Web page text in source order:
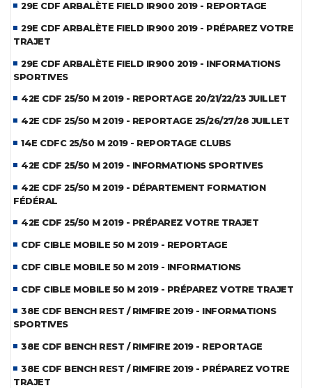
29E CDF ARBALÈTE FIELD IR900 2019 - REPORTAGE
29E CDF ARBALÈTE FIELD IR900 2019 - PRÉPAREZ VOTRE
TRAJET
29E CDF ARBALÈTE FIELD IR900 2019 - INFORMATIONS
SPORTIVES
42E CDF 25/50 M 2019 - REPORTAGE 20/21/22/23 JUILLET
42E CDF 25/50 M 2019 - REPORTAGE 25/26/27/28 JUILLET
14E CDFC 25/50 M 2019 - REPORTAGE CLUBS
42E CDF 25/50 M 2019 - INFORMATIONS SPORTIVES
42E CDF 25/50 M 2019 - DÉPARTEMENT FORMATION
FÉDÉRAL
42E CDF 25/50 M 2019 - PRÉPAREZ VOTRE TRAJET
CDF CIBLE MOBILE 50 M 2019 - REPORTAGE
CDF CIBLE MOBILE 50 M 2019 - INFORMATIONS
CDF CIBLE MOBILE 50 M 2019 - PRÉPAREZ VOTRE TRAJET
38E CDF BENCH REST / RIMFIRE 2019 - INFORMATIONS
SPORTIVES
38E CDF BENCH REST / RIMFIRE 2019 - REPORTAGE
38E CDF BENCH REST / RIMFIRE 2019 - PRÉPAREZ VOTRE
TRAJET